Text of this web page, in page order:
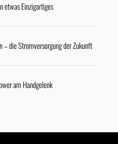
etwas Einzigartiges
– die Stromversorgung der Zukunft
am Handgelenk